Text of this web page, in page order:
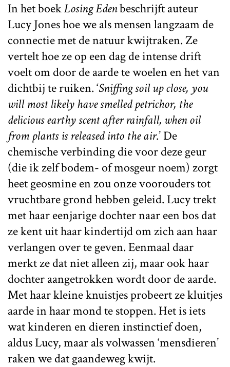
In het boekLosing Edenbeschrijft auteur
Lucy Jones hoe we als mensen langzaam de
connectie met de natuur kwijtraken. Ze
vertelt hoe ze op een dag de intense drift
voelt om door de aarde te woelen en het van
dichtbij te ruiken. ‘Sniffing soil up close, you
will most likely have smelled petrichor, the
delicious earthy scent after rainfall, when oil
from plants is released into the air.’ De
chemische verbinding die voor deze geur
(die ik zelf bodem- of mosgeur noem) zorgt
heet geosmine en zou onze voorouders tot
vruchtbare grond hebben geleid. Lucy trekt
met haar eenjarige dochter naar een bos dat
ze kent uit haar kindertijd om zich aan haar
verlangen over te geven. Eenmaal daar
merkt ze dat niet alleen zij, maar ook haar
dochter aangetrokken wordt door de aarde.
Met haar kleine knuistjes probeert ze kluitjes
aarde in haar mond te stoppen. Het is iets
wat kinderen en dieren instinctief doen,
aldus Lucy, maar als volwassen ‘mensdieren’
raken we dat gaandeweg kwijt.